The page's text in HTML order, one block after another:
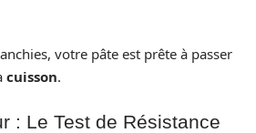
votre pâte est prête à passer
cuisson.
: Le Test de Résistance